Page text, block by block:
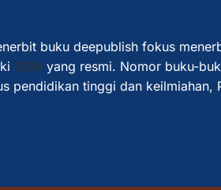
buku deepublish fokus
ISBN yang resmi. Nomor buku-
pendidikan tinggi dan keilmiahan,